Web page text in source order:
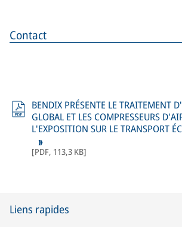
Contact
BENDIX PRÉSENTE LE TRAITEMENT
GLOBAL ET LES COMPRESSEURS
L'EXPOSITION SUR LE TRANSPORT
[PDF, 113,3 KB]
Liens rapides